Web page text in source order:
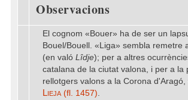
Observacions
El cognom «Bouer» ha de ser un
Bouel/Bouell. «Liga» sembla remetre
(en való Lîdje); per a altres
catalana de la ciutat valona, i per a la
rellotgers valons a la Corona d'Aragó,
Lieja(fl. 1457).